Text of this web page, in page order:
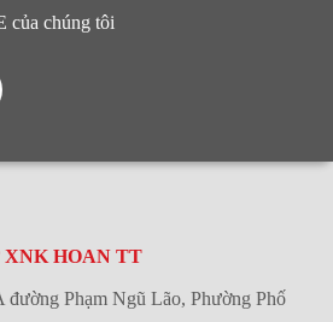
của chúng tôi
XNK HOAN TT
đường Phạm Ngũ Lão, Phường Phố